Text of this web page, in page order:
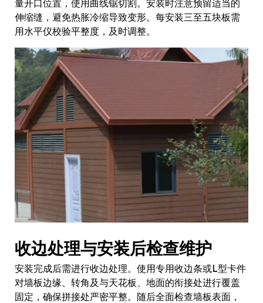
量开口位置，使用曲线锯切割。安装时注意预留适当的
伸缩缝，避免热胀冷缩导致变形。每安装三至五块板需
用水平仪校验平整度，及时调整。
收边处理与安装后检查维护
安装完成后需进行收边处理。使用专用收边条或L型卡件
对墙板边缘、转角及与天花板、地面的衔接处进行覆盖
固定，确保拼接处严密平整。随后全面检查墙板表面，